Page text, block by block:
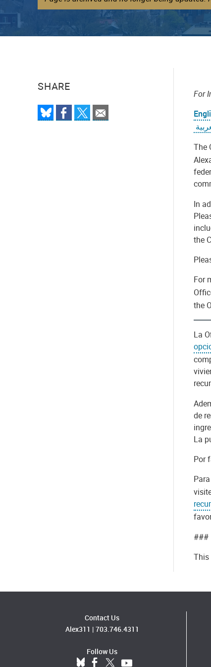
SHARE
For
The
In
the
For
the
La
de
La
Por
###
This
Contact Us
Alex311 | 703.746.4311
Follow Us